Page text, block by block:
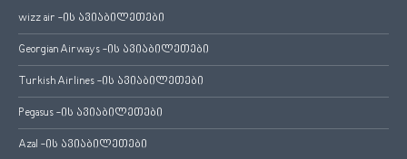
wizz air -ის ავიაბილეთები
Georgian Airways -ის ავიაბილეთები
Turkish Airlines -ის ავიაბილეთები
Pegasus -ის ავიაბილეთები
Azal -ის ავიაბილეთები